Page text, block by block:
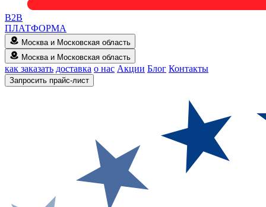
B2B
ПЛАТФОРМА
Москва и Московская область
Москва и Московская область
как заказать доставка о нас Акции Блог Контакты
Запросить прайс-лист